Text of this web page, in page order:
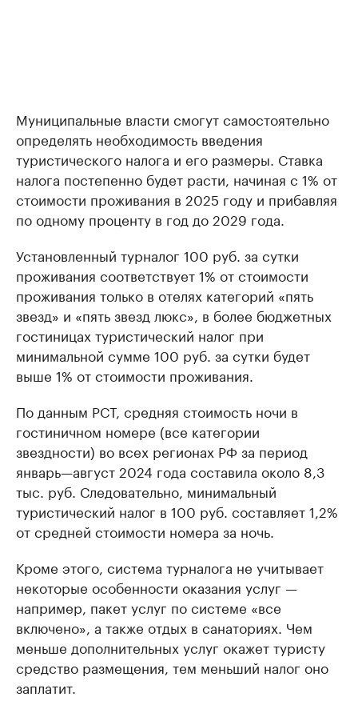
Муниципальные власти смогут самостоятельно
определять необходимость введения
туристического налога и его размеры. Ставка
налога постепенно будет расти, начиная с 1% от
стоимости проживания в 2025 году и прибавляя
по одному проценту в год до 2029 года.
Установленный турналог 100 руб. за сутки
проживания соответствует 1% от стоимости
проживания только в отелях категорий «пять
звезд» и «пять звезд люкс», в более бюджетных
гостиницах туристический налог при
минимальной сумме 100 руб. за сутки будет
выше 1% от стоимости проживания.
По данным РСТ, средняя стоимость ночи в
гостиничном номере (все категории
звездности) во всех регионах РФ за период
январь—август 2024 года составила около 8,3
тыс. руб. Следовательно, минимальный
туристический налог в 100 руб. составляет 1,2%
от средней стоимости номера за ночь.
Кроме этого, система турналога не учитывает
некоторые особенности оказания услуг —
например, пакет услуг по системе «все
включено», а также отдых в санаториях. Чем
меньше дополнительных услуг окажет туристу
средство размещения, тем меньший налог оно
заплатит.